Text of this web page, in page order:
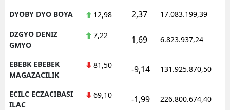
DYOBY DYO BOYA 12,98 2,37 17.083.199,39
DZGYO DENIZ
GMYO
7,22 1,69 6.823.937,24
EBEBK EBEBEK
MAGAZACILIK
81,50 -9,14 131.925.870,50
ECILC ECZACIBASI
ILAC
69,10 -1,99 226.800.674,40